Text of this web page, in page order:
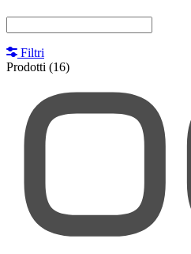
Filtri
Prodotti (16)